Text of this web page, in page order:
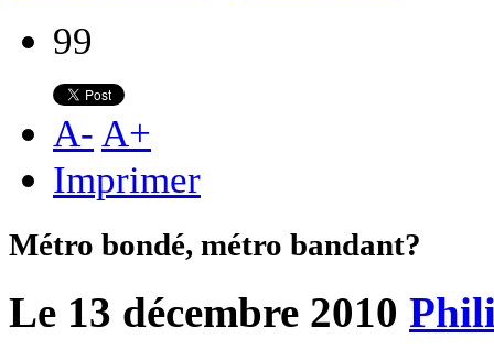
99
A- A+
Imprimer
Métro bondé, métro bandant?
Le 13 décembre 2010